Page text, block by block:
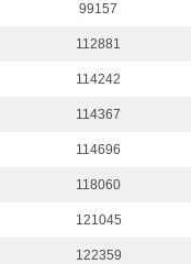
99157
112881
114242
114367
114696
118060
121045
122359